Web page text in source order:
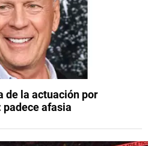
de la actuación por
afasia